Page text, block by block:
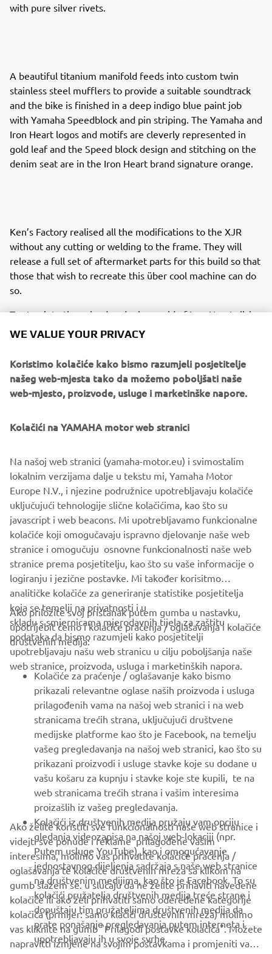
with pure silver rivets.
A beautiful titanium manifold feeds into custom twin
stainless steel mufflers to provide a suitable soundtrack
and the bike is finished in a deep indigo blue paint job
with Yamaha Speedblock and pin striping. The Yamaha and
Iron Heart logos and motifs are cleverly represented in
gold leaf and the Speed block design and stitching on the
denim seat are in the Iron Heart brand signature orange.
Ken’s Factory realised all the modifications to the XJR
without any cutting or welding to the frame. They will
release a full set of aftermarket parts for this build so that
those that wish to recreate this über cool machine can do
so.
To step into the selvedge denim world of Iron Heart click
here: www.ironheart.co.uk
Factory, click here:www.kensfactoryusa.com
CORPORATE
FOR BUSINESS
MORE YAMAHA
SUPPORT
BILTEN
Budite prvi koji će saznati o najnovijim ponudama, posebnim
događajima, novim izdanjima i još mnogo toga
PRETPLATITE SE
Pročitajte našu Politiku privatnosti kako biste saznali kako
obrađujemo vaše osobne podatke:Pravila o Zaštiti Privatnosti
WE VALUE YOUR PRIVACY
Koristimo kolačiće kako bismo razumjeli posjetitelje
našeg web-mjesta tako da možemo poboljšati naše
web-mjesto, proizvode, usluge i marketinške napore.
Kolačići na YAMAHA motor web stranici
Na našoj web stranici (yamaha-motor.eu) i svimostalim
lokalnim verzijama dalje u tekstu mi, Yamaha Motor
Europe N.V., i njezine podružnice upotrebljavaju kolačiće
uključujući tehnologije slične kolačićima, kao što su
javascript i web beacons. Mi upotrebljavamo funkcionalne
kolačiće koji omogučavaju ispravno djelovanje naše web
stranice i omogučuju osnovne funkcionalnosti naše web
stranice prema posjetitelju, kao što su vaše informacije o
logiranju i jezične postavke. Mi također korisitmo
analitičke kolačiće za generiranje statistike posjetitelja
koja se temelji na privatnosti i u
skladu s smjernicama mjerodavnih tijela za zaštitu
podataka da bismo razumjeli kako posjetitelji
upotrebljavaju našu web stranicu u cilju poboljšanja naše
web stranice, proizvoda, usluga i marketinških napora.
Ako priložite svoj pristanak putem gumba u nastavku,
upotrijebit ćemo i kolačiće praćenja / oglašavanja i kolačiće
društvenih medija:
Kolačiće za praćenje / oglašavanje kako bismo
prikazali relevantne oglase naših proizvoda i usluga
prilagođenih vama na našoj web stranici i na web
stranicama trećih strana, uključujući društvene
medijske platforme kao što je Facebook, na temelju
vašeg pregledavanja na našoj web stranici, kao što su
prikazani proizvodi i usluge stavke koje su dodane u
vašu košaru za kupnju i stavke koje ste kupili, te na
web stranicama trećih strana i vašim interesima
proizašlih iz vašeg pregledavanja.
Kolačići iz društvenih medija pružaju vam opciju
gledanja videozapisa na našoj web-lokaciji (npr.
Putem usluge YouTube), kao i omogućavanje
jednostavnog dijeljenja sadržaja s naše web stranice
na društvenim medijima, kao što je Facebook. To su
kolačići pružatelja društvenih medija treće strane i
dopuštaju tim pružateljima društvenih medija da
prate ponašanje pregledavanja putem interneta i
upotrebljavaju ih u svoje svrhe.
Ako želite koristiti sve funkcionalnosti naše web stranice i
videjti sve ponude i reklame prilagođene vašim
interesima, molimo vas prihvatite kolačiće praćenja /
oglašavanja te kolačiće društvenih mreža sa klikom na
gumb slažem se. u slučaju da ne želite prihaviti navedene
kolačiće ili ako želi prihvatiti samo odeređene kategorije
kolačića (prmijer: samo klačići društevnih mreža) molimo
vas kliknite na gumb "Prilagodi postavke kolačića". Možete
napravitti izmjene na svojim postavkama i promjeniti vaš